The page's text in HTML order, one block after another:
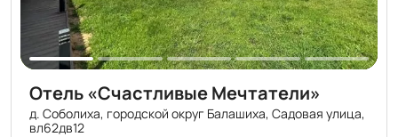
Отель «Счастливые Мечтатели»
д. Соболиха, городской округ Балашиха, Садовая улица,
вл62дв12